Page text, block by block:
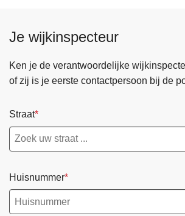
Je wijkinspecteur
Ken je de verantwoordelijke
of zij is je eerste contactpersoon bij de
Straat
Huisnummer